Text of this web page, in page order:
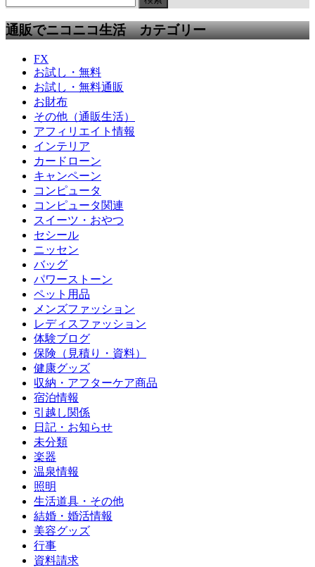
通販でニコニコ生活 カテゴリー
FX
お試し・無料
お試し・無料通販
お財布
その他（通販生活）
アフィリエイト情報
インテリア
カードローン
キャンペーン
コンピュータ
コンピュータ関連
スイーツ・おやつ
セシール
ニッセン
バッグ
パワーストーン
ペット用品
メンズファッション
レディスファッション
体験ブログ
保険（見積り・資料）
健康グッズ
収納・アフターケア商品
宿泊情報
引越し関係
日記・お知らせ
未分類
楽器
温泉情報
照明
生活道具・その他
結婚・婚活情報
美容グッズ
行事
資料請求